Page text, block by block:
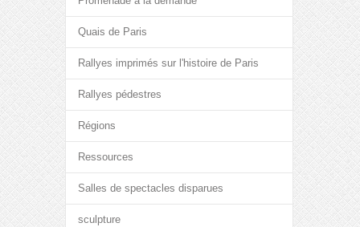
Quais de Paris
Rallyes imprimés sur l'histoire de Paris
Rallyes pédestres
Régions
Ressources
Salles de spectacles disparues
sculpture